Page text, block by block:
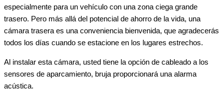
especialmente para un vehículo con una zona ciega grande
trasero. Pero más allá del potencial de ahorro de la vida, una
cámara trasera es una conveniencia bienvenida, que agradecerás
todos los días cuando se estacione en los lugares estrechos.
Al instalar esta cámara, usted tiene la opción de cableado a los
sensores de aparcamiento, bruja proporcionará una alarma
acústica.